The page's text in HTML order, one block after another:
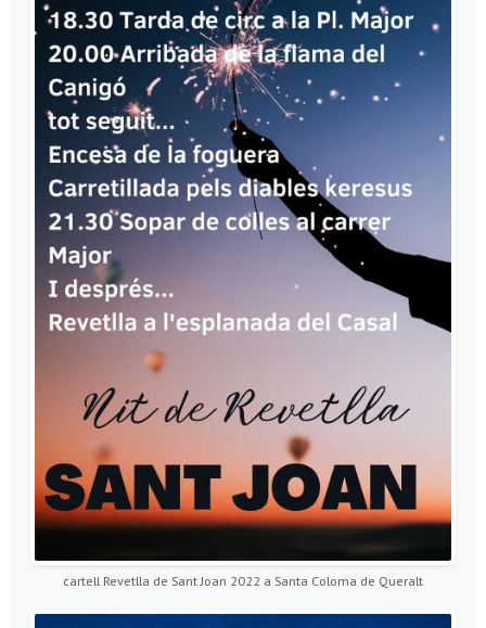
cartell Revetlla de Sant Joan 2022 a Santa Coloma de Queralt